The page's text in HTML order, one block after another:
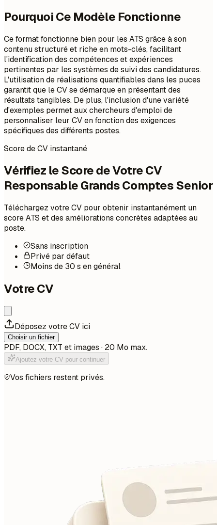
Pourquoi Ce Modèle Fonctionne
Ce format fonctionne bien pour les ATS grâce à son
contenu structuré et riche en mots-clés, facilitant
l'identification des compétences et expériences
pertinentes par les systèmes de suivi des candidatures.
L'utilisation de réalisations quantifiables dans les puces
garantit que le CV se démarque en présentant des
résultats tangibles. De plus, l'inclusion d'une variété
d'exemples permet aux chercheurs d'emploi de
personnaliser leur CV en fonction des exigences
spécifiques des différents postes.
Score de CV instantané
Vérifiez le Score de Votre CV
Responsable Grands Comptes Senior
Téléchargez votre CV pour obtenir instantanément un
score ATS et des améliorations concrètes adaptées au
poste.
Sans inscription
Privé par défaut
Moins de 30 s en général
Votre CV
Déposez votre CV ici
Choisir un fichier
PDF, DOCX, TXT et images · 20 Mo max.
Ajoutez votre CV pour continuer
Vos fichiers restent privés.